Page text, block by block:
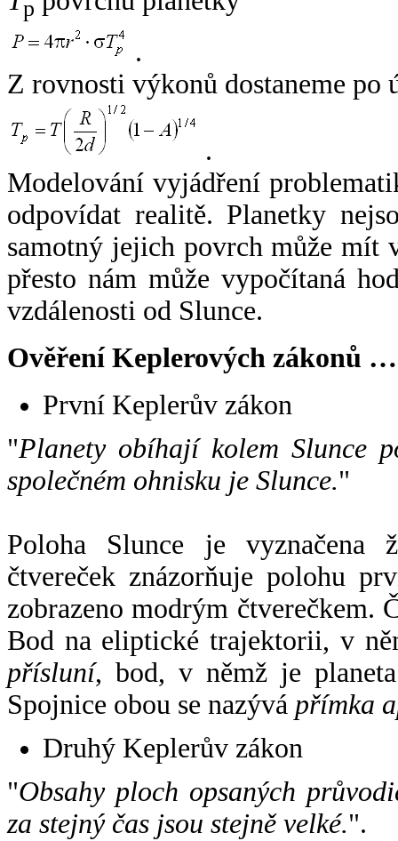
p
.
Z rovnosti výkonů dostaneme po
.
Modelování vyjádření
odpovídat realitě. Planetky
samotný jejich povrch může mít
přesto nám může vypočítaná
vzdálenosti od Slunce.
Ověření Keplerových zákonů …
První Keplerův zákon
"Planety obíhají kolem Slunce
společném ohnisku je Slunce."
Poloha Slunce je vyznačena
čtvereček znázorňuje polohu
zobrazeno modrým čtverečkem.
Bod na eliptické trajektorii, v
přísluní, bod, v němž je
Spojnice obou se nazývá přímka
Druhý Keplerův zákon
"Obsahy ploch opsaných
za stejný čas jsou stejně velké.".